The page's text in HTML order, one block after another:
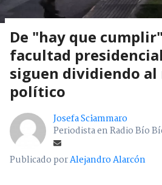
De "hay que
facultad
siguen dividiendo al
político
Josefa Sciammaro
Periodista en Radio Bío
Publicado porAlejandro Alarcón